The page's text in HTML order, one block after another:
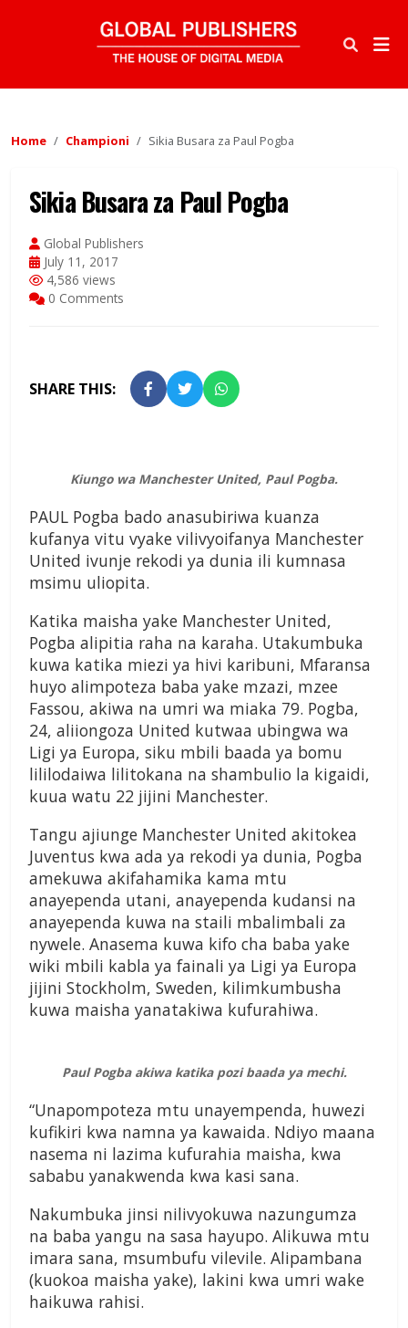
Home Championi Sikia Busara za Paul Pogba
Sikia Busara za Paul Pogba
Global Publishers
July 11, 2017
4,586 views
0 Comments
SHARE THIS:
Kiungo wa Manchester United, Paul Pogba.
PAUL Pogba bado anasubiriwa kuanza
kufanya vitu vyake vilivyoifanya Manchester
United ivunje rekodi ya dunia ili kumnasa
msimu uliopita.
Katika maisha yake Manchester United,
Pogba alipitia raha na karaha. Utakumbuka
kuwa katika miezi ya hivi karibuni, Mfaransa
huyo alimpoteza baba yake mzazi, mzee
Fassou, akiwa na umri wa miaka 79. Pogba,
24, aliiongoza United kutwaa ubingwa wa
Ligi ya Europa, siku mbili baada ya bomu
lililodaiwa lilitokana na shambulio la kigaidi,
kuua watu 22 jijini Manchester.
Tangu ajiunge Manchester United akitokea
Juventus kwa ada ya rekodi ya dunia, Pogba
amekuwa akifahamika kama mtu
anayependa utani, anayependa kudansi na
anayependa kuwa na staili mbalimbali za
nywele. Anasema kuwa kifo cha baba yake
wiki mbili kabla ya fainali ya Ligi ya Europa
jijini Stockholm, Sweden, kilimkumbusha
kuwa maisha yanatakiwa kufurahiwa.
Paul Pogba akiwa katika pozi baada ya mechi.
“Unapompoteza mtu unayempenda, huwezi
kufikiri kwa namna ya kawaida. Ndiyo maana
nasema ni lazima kufurahia maisha, kwa
sababu yanakwenda kwa kasi sana.
Nakumbuka jinsi nilivyokuwa nazungumza
na baba yangu na sasa hayupo. Alikuwa mtu
imara sana, msumbufu vilevile. Alipambana
(kuokoa maisha yake), lakini kwa umri wake
haikuwa rahisi.